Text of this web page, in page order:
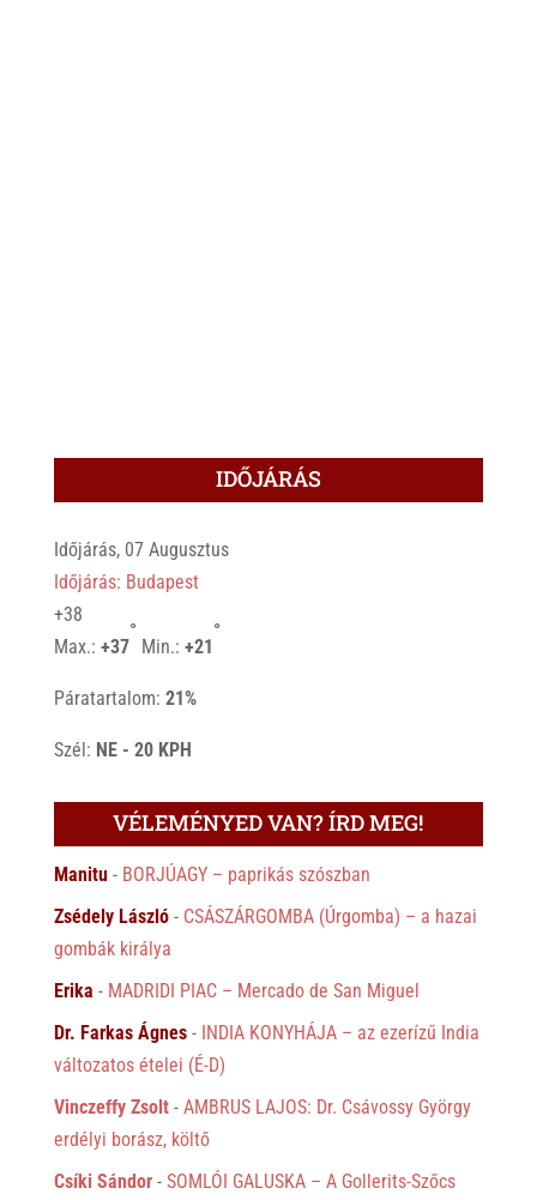
IDŐJÁRÁS
Időjárás, 07 Augusztus
Időjárás: Budapest
+38
Max.: +37
°
Min.: +21
°
Páratartalom: 21%
Szél: NE - 20 KPH
VÉLEMÉNYED VAN? ÍRD MEG!
Manitu- BORJÚAGY – paprikás szószban
Zsédely László- CSÁSZÁRGOMBA (Úrgomba) – a hazai
gombák királya
Erika - MADRIDI PIAC – Mercado de San Miguel
Dr. Farkas Ágnes- INDIA KONYHÁJA – az ezerízű India
változatos ételei (É-D)
Vinczeffy Zsolt- AMBRUS LAJOS: Dr. Csávossy György
erdélyi borász, költő
Csíki Sándor- SOMLÓI GALUSKA – A Gollerits-Szőcs